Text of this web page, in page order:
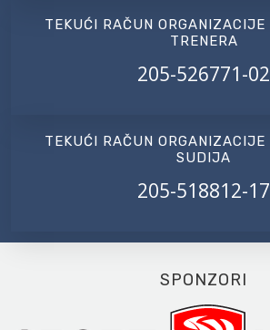
TEKUĆI RAČUN
TRENERA
205-526771-02
TEKUĆI RAČUN
SUDIJA
205-518812-17
SPONZORI